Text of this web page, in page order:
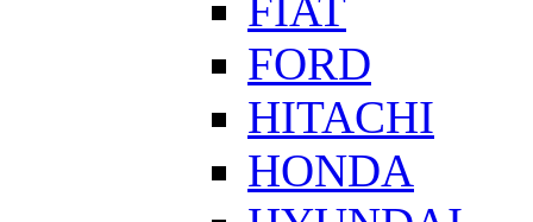
FIAT
FORD
HITACHI
HONDA